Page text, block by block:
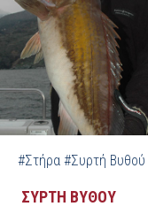
#Στήρα #Συρτή Βυθού
ΣΥΡΤΗ ΒΥΘΟΥ